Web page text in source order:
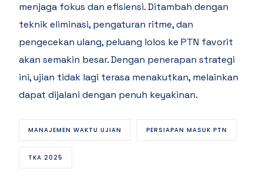
menjaga fokus dan efisiensi. Ditambah dengan
teknik eliminasi, pengaturan ritme, dan
pengecekan ulang, peluang lolos ke PTN favorit
akan semakin besar. Dengan penerapan strategi
ini, ujian tidak lagi terasa menakutkan, melainkan
dapat dijalani dengan penuh keyakinan.
MANAJEMEN WAKTU UJIAN PERSIAPAN MASUK PTN
TKA 2025